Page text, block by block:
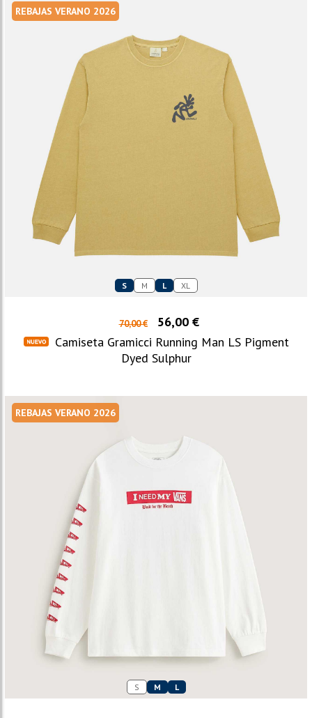
REBAJAS VERANO 2026
S M L XL
70,00 €
56,00 €
Camiseta Gramicci Running Man LS Pigment
Dyed Sulphur
REBAJAS VERANO 2026
S M L